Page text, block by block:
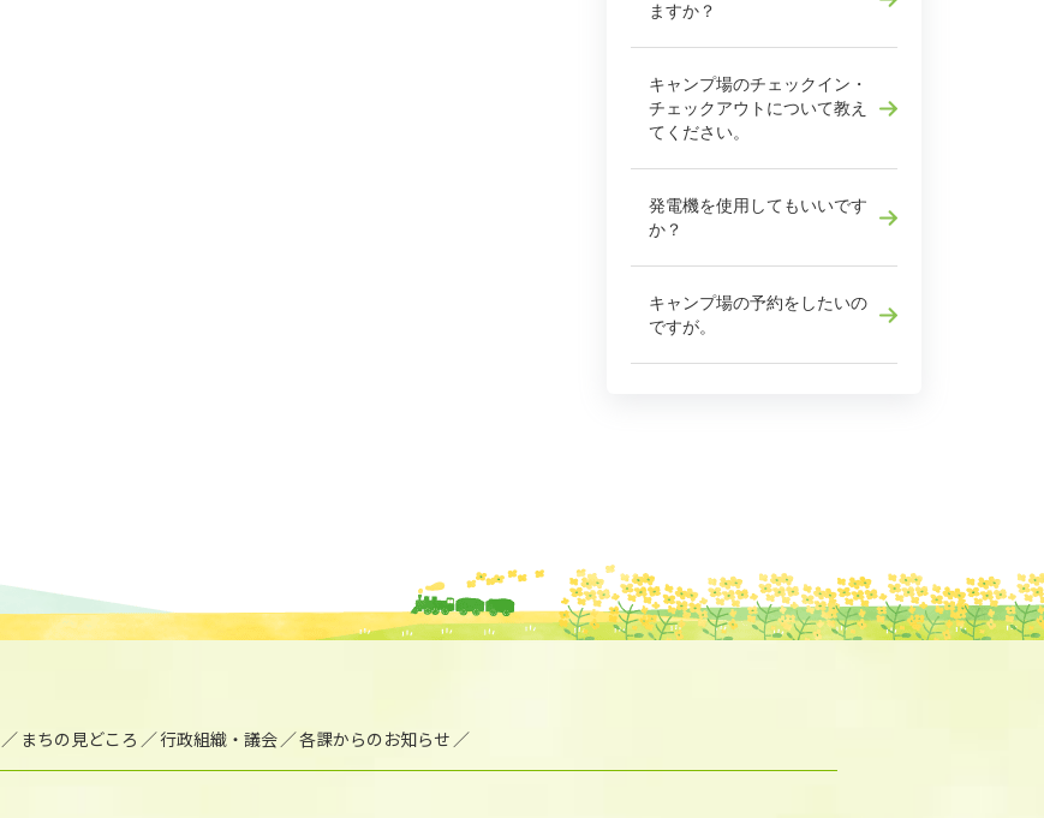
ますか？
キャンプ場のチェックイン・
チェックアウトについて教え
てください。
発電機を使用してもいいです
か？
キャンプ場の予約をしたいの
ですが。
まちの見どころ 行政組織・議会 各課からのお知らせ